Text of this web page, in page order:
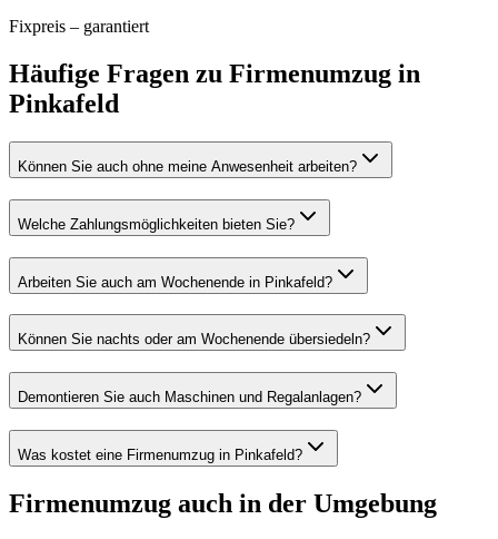
Fixpreis – garantiert
Häufige Fragen zu Firmenumzug in
Pinkafeld
Können Sie auch ohne meine Anwesenheit arbeiten?
Welche Zahlungsmöglichkeiten bieten Sie?
Arbeiten Sie auch am Wochenende in Pinkafeld?
Können Sie nachts oder am Wochenende übersiedeln?
Demontieren Sie auch Maschinen und Regalanlagen?
Was kostet eine Firmenumzug in Pinkafeld?
Firmenumzug auch in der Umgebung